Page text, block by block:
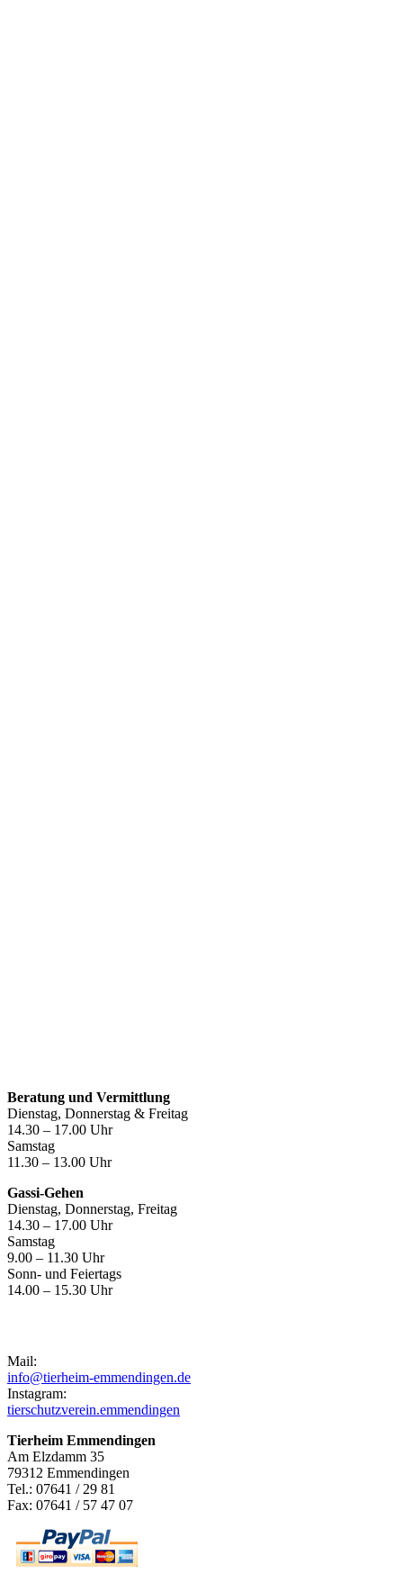
Beratung und Vermittlung
Dienstag, Donnerstag & Freitag
14.30 – 17.00 Uhr
Samstag
11.30 – 13.00 Uhr
Gassi-Gehen
Dienstag, Donnerstag, Freitag
14.30 – 17.00 Uhr
Samstag
9.00 – 11.30 Uhr
Sonn- und Feiertags
14.00 – 15.30 Uhr
Mail:
info@tierheim-emmendingen.de
Instagram:
tierschutzverein.emmendingen
Tierheim Emmendingen
Am Elzdamm 35
79312 Emmendingen
Tel.: 07641 / 29 81
Fax: 07641 / 57 47 07